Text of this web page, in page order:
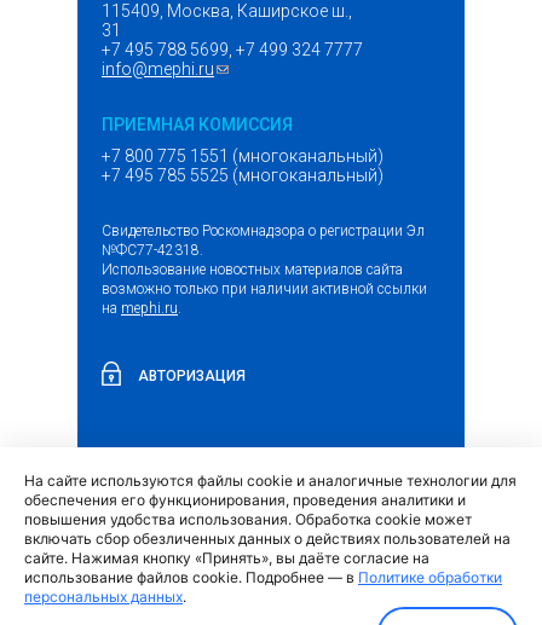
115409, Москва, Каширское ш.,
31
+7 495 788 5699, +7 499 324 7777
info@mephi.ru(ссылка для отправки email)
ПРИЕМНАЯ КОМИССИЯ
+7 800 775 1551 (многоканальный)
+7 495 785 5525 (многоканальный)
Свидетельство Роскомнадзора о регистрации Эл
№ФС77-42318.
Использование новостных материалов сайта
возможно только при наличии активной ссылки
на mephi.ru.
АВТОРИЗАЦИЯ
Обращение граждан и организаций (внешняя
ссылка)
Политика обработки персональных данных
На сайте используются файлы cookie и аналогичные технологии для
обеспечения его функционирования, проведения аналитики и
повышения удобства использования. Обработка cookie может
включать сбор обезличенных данных о действиях пользователей на
сайте. Нажимая кнопку «Принять», вы даёте согласие на
использование файлов cookie. Подробнее — в Политике обработки
персональных данных.